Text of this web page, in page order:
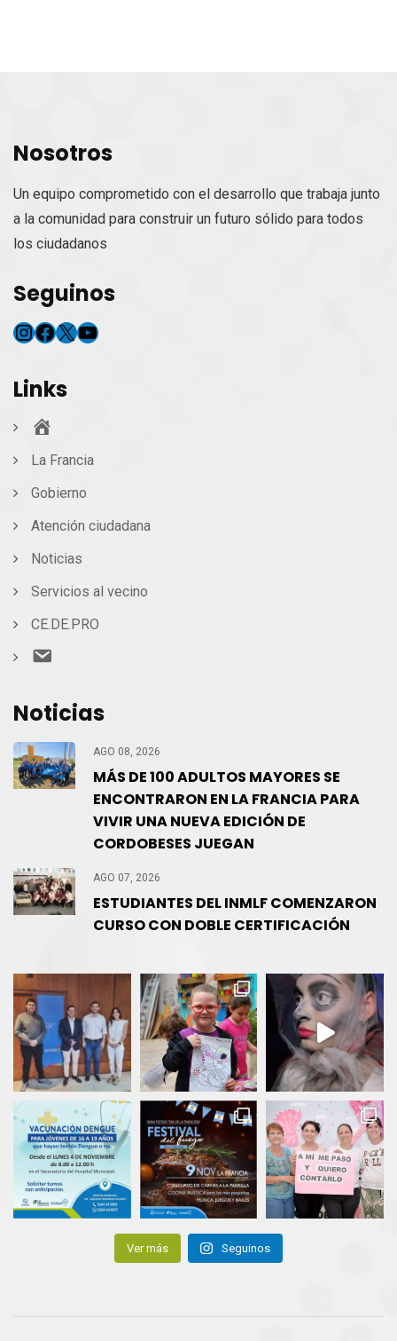
Nosotros
Un equipo comprometido con el desarrollo que trabaja junto
a la comunidad para construir un futuro sólido para todos
los ciudadanos
Seguinos
Instagram
Facebook
X YouTube
Links
La Francia
Gobierno
Atención ciudadana
Noticias
Servicios al vecino
CE.DE.PRO
Noticias
AGO 08, 2026
MÁS DE 100 ADULTOS MAYORES SE
ENCONTRARON EN LA FRANCIA PARA
VIVIR UNA NUEVA EDICIÓN DE
CORDOBESES JUEGAN
AGO 07, 2026
ESTUDIANTES DEL INMLF COMENZARON
CURSO CON DOBLE CERTIFICACIÓN
Ver más Seguinos